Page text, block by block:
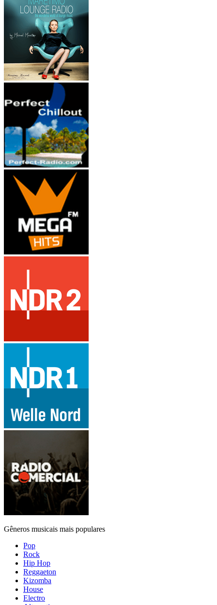
Gêneros musicais mais populares
Pop
Rock
Hip Hop
Reggaeton
Kizomba
House
Electro